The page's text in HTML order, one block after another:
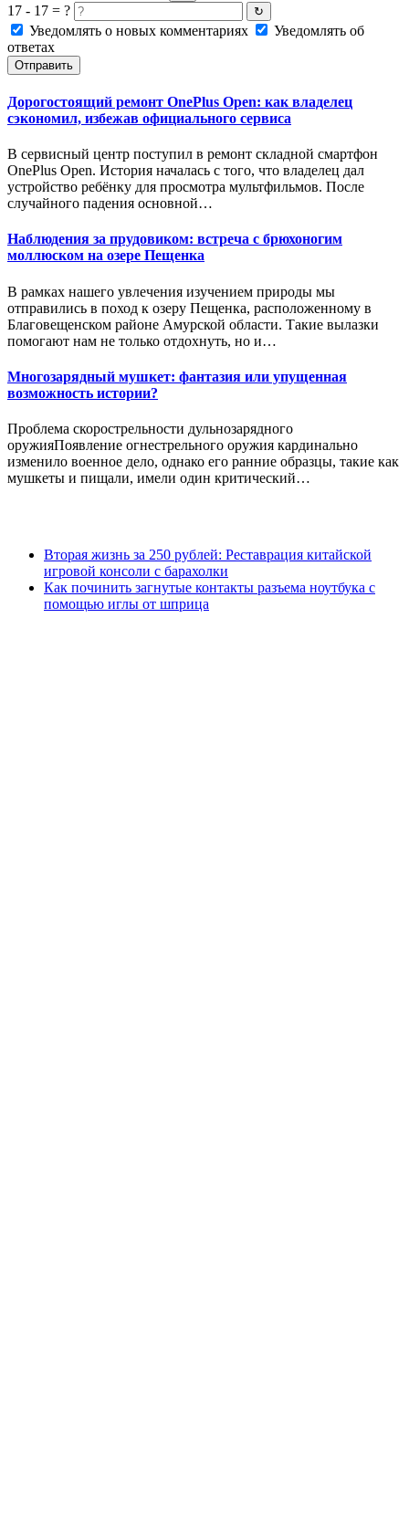
17 - 17 = ? ↻
Уведомлять о новых комментариях
Уведомлять об
ответах
Отправить
Дорогостоящий ремонт OnePlus Open: как владелец
сэкономил, избежав официального сервиса
В сервисный центр поступил в ремонт складной смартфон
OnePlus Open. История началась с того, что владелец дал
устройство ребёнку для просмотра мультфильмов. После
случайного падения основной…
Наблюдения за прудовиком: встреча с брюхоногим
моллюском на озере Пещенка
В рамках нашего увлечения изучением природы мы
отправились в поход к озеру Пещенка, расположенному в
Благовещенском районе Амурской области. Такие вылазки
помогают нам не только отдохнуть, но и…
Многозарядный мушкет: фантазия или упущенная
возможность истории?
Проблема скорострельности дульнозарядного
оружияПоявление огнестрельного оружия кардинально
изменило военное дело, однако его ранние образцы, такие как
мушкеты и пищали, имели один критический…
Вторая жизнь за 250 рублей: Реставрация китайской
игровой консоли с барахолки
Как починить загнутые контакты разъема ноутбука с
помощью иглы от шприца